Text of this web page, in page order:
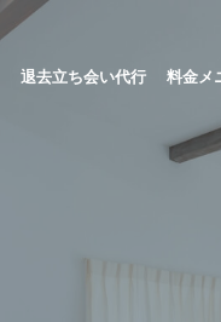
退去立ち会い代行 料金メ